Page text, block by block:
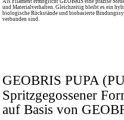
und Materialverhalten. Gleichzeitig bleibt es ein
biologische Rückstände und biobasierte
verbunden sind.
GEOBRIS PUPA
Spritzgegossener
auf Basis von